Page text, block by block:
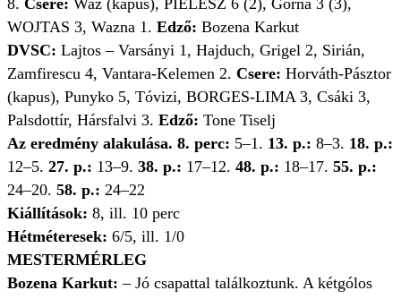
8. Csere: Waz (kapus), PIELESZ 6 (2), Gorna 3 (3),
WOJTAS 3, Wazna 1. Edző: Bozena Karkut
DVSC: Lajtos – Varsányi 1, Hajduch, Grigel 2, Sirián,
Zamfirescu 4, Vantara-Kelemen 2. Csere: Horváth-Pásztor
(kapus), Punyko 5, Tóvizi, BORGES-LIMA 3, Csáki 3,
Palsdottír, Hársfalvi 3. Edző: Tone Tiselj
Az eredmény alakulása. 8. perc: 5–1. 13. p.: 8–3. 18. p.:
12–5. 27. p.: 13–9. 38. p.: 17–12. 48. p.: 18–17. 55. p.:
24–20. 58. p.: 24–22
Kiállítások: 8, ill. 10 perc
Hétméteresek: 6/5, ill. 1/0
MESTERMÉRLEG
Bozena Karkut: – Jó csapattal találkoztunk. A kétgólos